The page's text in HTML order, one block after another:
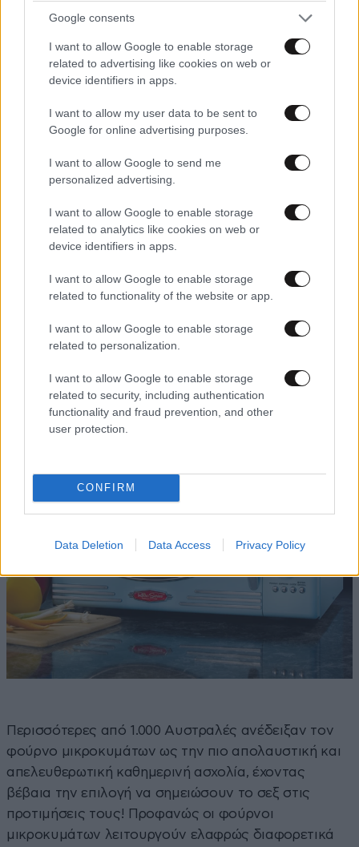
Google consents
I want to allow Google to enable storage
related to advertising like cookies on web or
device identifiers in apps.
I want to allow my user data to be sent to
Google for online advertising purposes.
I want to allow Google to send me
personalized advertising.
I want to allow Google to enable storage
related to analytics like cookies on web or
device identifiers in apps.
I want to allow Google to enable storage
related to functionality of the website or app.
I want to allow Google to enable storage
related to personalization.
I want to allow Google to enable storage
related to security, including authentication
functionality and fraud prevention, and other
user protection.
CONFIRM
Data Deletion Data Access Privacy Policy
Έρευνα της Ιntel βρήκε ότι το 46% των γυναικών και
το 30% των αντρών θα προτιμούσαν να απέχουν από
τη σεξουαλική δραστηριότητα για δύο εβδομάδες
παρά να παραμείνουν offline στην ίδια περίοδο! Το
ποσοστό μάλιστα σκαρφαλώνει ακόμα ψηλότερα,
μέχρι και το αστρονομικό 52% σε κυρίες ηλικίας 35-
Εκτός συναγωνισμού: Φούρνος μικροκυμάτων
Περισσότερες από 1.000 Αυστραλές ανέδειξαν τον
φούρνο μικροκυμάτων ως την πιο απολαυστική και
απελευθερωτική καθημερινή ασχολία, έχοντας
βέβαια την επιλογή να σημειώσουν το σεξ στις
προτιμήσεις τους! Προφανώς οι φούρνοι
μικροκυμάτων λειτουργούν ελαφρώς διαφορετικά